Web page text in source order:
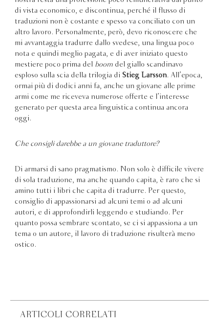
di vista economico, e discontinua, perché il flusso di
traduzioni non è costante e spesso va conciliato con un
altro lavoro. Personalmente, però, devo riconoscere che
mi avvantaggia tradurre dallo svedese, una lingua poco
nota e quindi meglio pagata, e di aver iniziato questo
mestiere poco prima del boom del giallo scandinavo
esploso sulla scia della trilogia di Stieg Larsson. All’epoca,
ormai più di dodici anni fa, anche un giovane alle prime
armi come me riceveva numerose offerte e l’interesse
generato per questa area linguistica continua ancora
oggi.
Che consigli darebbe a un giovane traduttore?
Di armarsi di sano pragmatismo. Non solo è difficile vivere
di sola traduzione, ma anche quando capita, è raro che si
amino tutti i libri che capita di tradurre. Per questo,
consiglio di appassionarsi ad alcuni temi o ad alcuni
autori, e di approfondirli leggendo e studiando. Per
quanto possa sembrare scontato, se ci si appassiona a un
tema o un autore, il lavoro di traduzione risulterà meno
ostico.
ARTICOLI CORRELATI